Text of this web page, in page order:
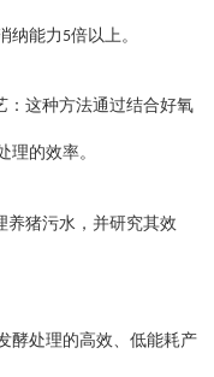
纳能力 5倍以上。
：这种方法通过结合好氧
理的效率。
养猪污水，并研究其效
酵处理的高效、低能耗产